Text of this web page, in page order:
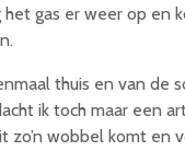
het gas er weer op en
thuis en van de
ik toch maar een
zo’n wobbel komt en